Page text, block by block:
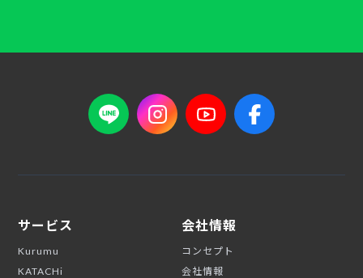
サービス
Kurumu
KATACHi
会社情報
コンセプト
会社情報